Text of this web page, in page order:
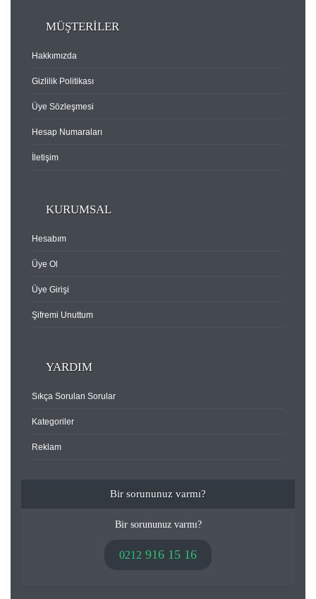
MÜŞTERİLER
Hakkımızda
Gizlilik Politikası
Üye Sözleşmesi
Hesap Numaraları
İletişim
KURUMSAL
Hesabım
Üye Ol
Üye Girişi
Şifremi Unuttum
YARDIM
Sıkça Sorulan Sorular
Kategoriler
Reklam
Bir sorununuz varmı?
Bir sorununuz varmı?
0212 916 15 16